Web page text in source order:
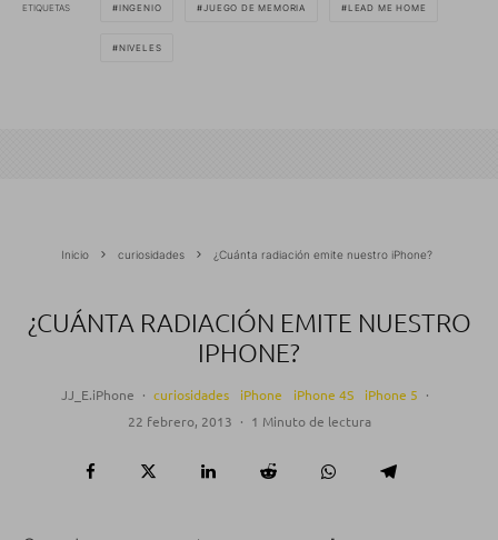
ETIQUETAS INGENIO JUEGO DE MEMORIA LEAD ME HOME
NIVELES
Inicio curiosidades ¿Cuánta radiación emite nuestro iPhone?
¿CUÁNTA RADIACIÓN EMITE NUESTRO
IPHONE?
JJ_E.iPhone · curiosidades iPhone iPhone 4S iPhone 5 ·
22 febrero, 2013 · 1 Minuto de lectura